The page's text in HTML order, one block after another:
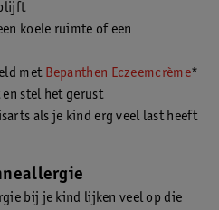
koele ruimte of een
met Bepanthen Eczeemcrème*
stel het gerust
als je kind erg veel last heeft
bij je kind lijken veel op die